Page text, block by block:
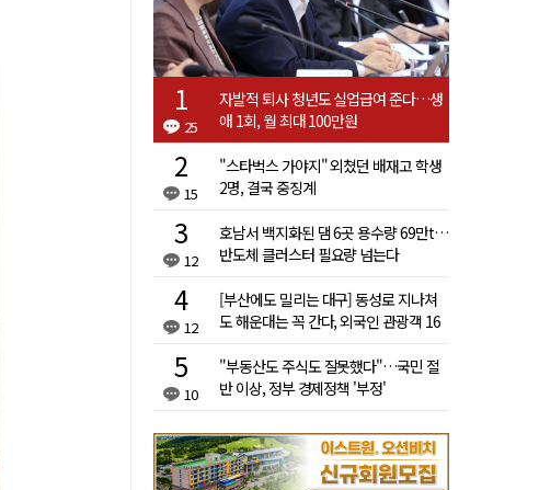
25
자발적 퇴사 청년도 실업급여 준다…생
애 1회, 월 최대 100만원
15
"스타벅스 가야지" 외쳤던 배재고 학생
2명, 결국 중징계
12
호남서 백지화된 댐 6곳 용수량 69만t…
반도체 클러스터 필요량 넘는다
12
[부산에도 밀리는 대구] 동성로 지나쳐
도 해운대는 꼭 간다, 외국인 관광객 16
10
"부동산도 주식도 잘못했다"…국민 절
반 이상, 정부 경제정책 '부정'